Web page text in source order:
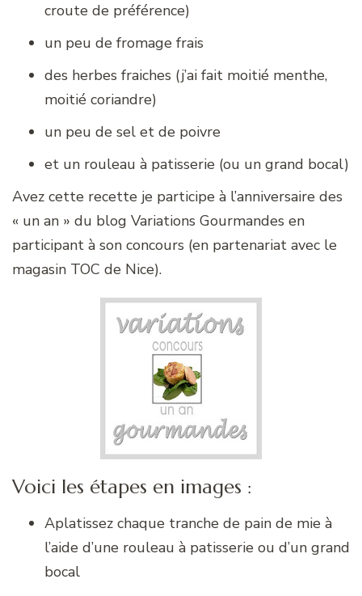
croute de préférence)
un peu de fromage frais
des herbes fraiches (j’ai fait moitié menthe,
moitié coriandre)
un peu de sel et de poivre
et un rouleau à patisserie (ou un grand bocal)
Avez cette recette je participe à l’anniversaire des
« un an » du blog Variations Gourmandes en
participant à son concours (en partenariat avec le
magasin TOC de Nice).
Voici les étapes en images :
Aplatissez chaque tranche de pain de mie à
l’aide d’une rouleau à patisserie ou d’un grand
bocal